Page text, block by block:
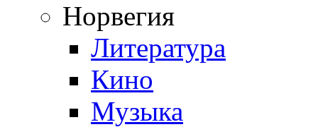
Норвегия
Литература
Кино
Музыка